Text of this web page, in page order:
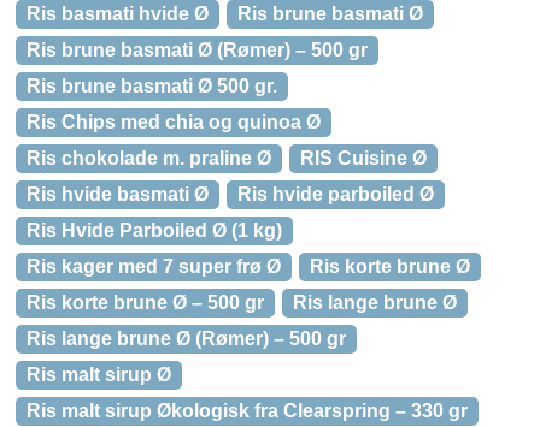
Ris basmati hvide Ø
Ris brune basmati Ø
Ris brune basmati Ø (Rømer) – 500 gr
Ris brune basmati Ø 500 gr.
Ris Chips med chia og quinoa Ø
Ris chokolade m. praline Ø
RIS Cuisine Ø
Ris hvide basmati Ø
Ris hvide parboiled Ø
Ris Hvide Parboiled Ø (1 kg)
Ris kager med 7 super frø Ø
Ris korte brune Ø
Ris korte brune Ø – 500 gr
Ris lange brune Ø
Ris lange brune Ø (Rømer) – 500 gr
Ris malt sirup Ø
Ris malt sirup Økologisk fra Clearspring – 330 gr